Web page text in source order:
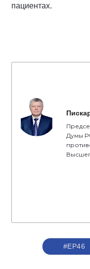
пациентах.
Думы
#ЕР46